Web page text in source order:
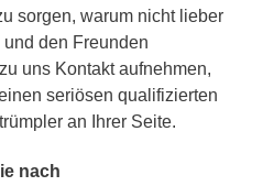
sorgen, warum nicht lieber
den Freunden
uns Kontakt aufnehmen,
seriösen qualifizierten
an Ihrer Seite.
nach